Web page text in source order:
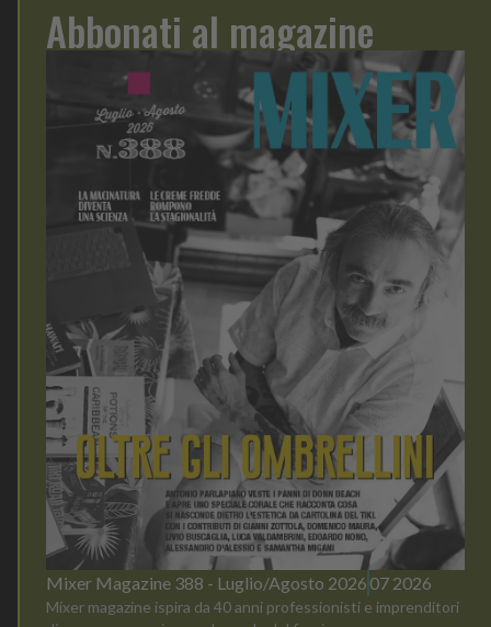
Abbonati al magazine
Mixer Magazine 388 - Luglio/Agosto 2026 07 2026
Mixer magazine ispira da 40 anni professionisti e imprenditori